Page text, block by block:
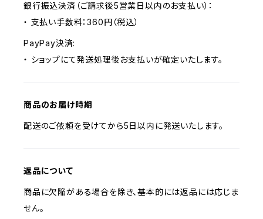
銀行振込決済（ご請求後5営業日以内のお支払い）：
・ 支払い手数料：360円（税込）
PayPay決済:
・ ショップにて発送処理後お支払いが確定いたします。
商品のお届け時期
配送のご依頼を受けてから5日以内に発送いたします。
返品について
商品に欠陥がある場合を除き、基本的には返品には応じま
せん。